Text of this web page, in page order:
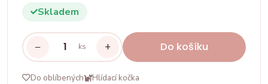
Skladem
− ks + Do košíku
Do oblíbených Hlídací kočka